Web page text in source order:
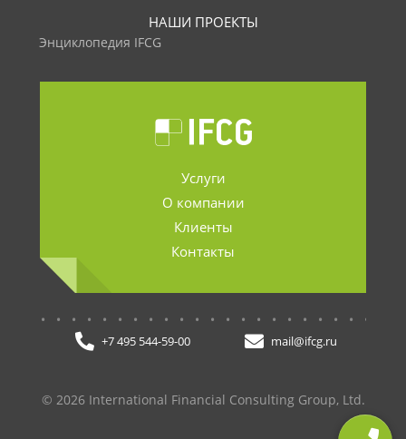
НАШИ ПРОЕКТЫ
Энциклопедия IFCG
Услуги
О компании
Клиенты
Контакты
+7 495 544-59-00 mail@ifcg.ru
© 2026 International Financial Consulting Group, Ltd.